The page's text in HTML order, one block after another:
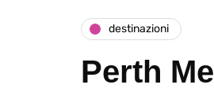
destinazioni
Perth